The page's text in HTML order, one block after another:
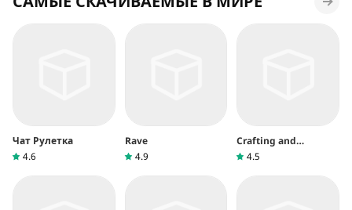
Чат Рулетка
4.6
Rave
4.9
Crafting and
Building
4.5